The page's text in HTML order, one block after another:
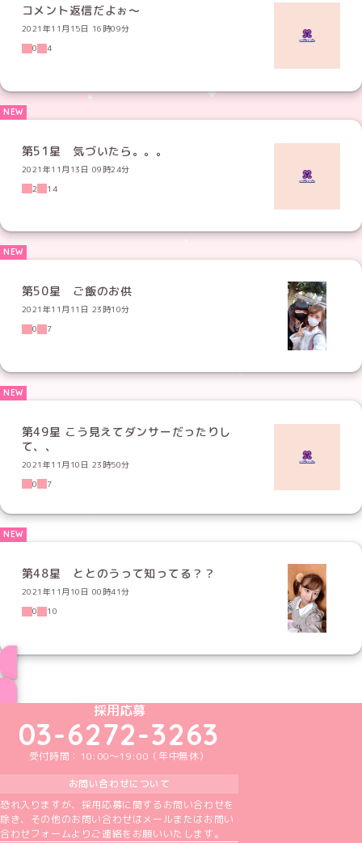
コメント返信だよぉ〜
2021年11月15日 16時09分
0
4
第51星 気づいたら。。。
2021年11月13日 09時24分
2
14
第50星 ご飯のお供
2021年11月11日 23時10分
0
7
第49星 こう見えてダンサーだったりし
て、、
2021年11月10日 23時50分
0
7
第48星 ととのうって知ってる？？
2021年11月10日 00時41分
0
10
めいどりーみんTikTok公式アカウント
めいどりーみんX公式アカウント
めいどりーみんInstagram公式アカウント
めいどりーみんFacebook公式アカウン
めいどりーみんYouTube公式アカ
採用応募
03-6272-3263
受付時間：10:00～19:00（年中無休）
お問い合わせについて
恐れ入りますが、採用応募に関するお問い合わせを
除き、その他のお問い合わせはメールまたはお問い
合わせフォームよりご連絡をお願いいたします。